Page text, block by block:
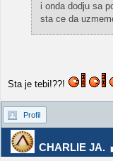
i onda dodju sa
sta ce da
Sta je tebi!??!
Profil
CHARLIE JA.